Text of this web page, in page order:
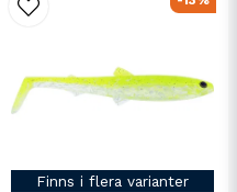
Finns i flera varianter